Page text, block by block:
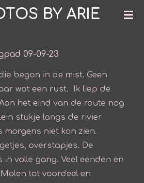
BY ARIE
09-09-23
begon in de mist. Geen
wat een rust. Ik liep de
het eind van de route nog
stukje langs de rivier
morgens niet kon zien.
overstapjes. De
volle gang. Veel eenden en
tot voordeel en